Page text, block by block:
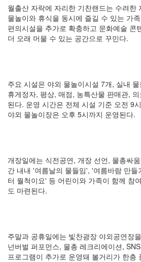
월출산 자락에 자리한 기찬랜드는 수려한
물놀이와 휴식을 동시에 즐길 수 있는 가
편의시설을 추가로 확충하고 문화예술 콘
더 오래 머물 수 있는 공간으로 꾸민다.
주요 시설은 야외 물놀이시설 7개, 실내
휴게정자, 평상, 매점, 농특산물 판매관,
된다. 운영 시간은 전체 시설 기준 오전 9
야외 물놀이장은 오후 5시까지 운영된다.
개장일에는 식전공연, 개장 선언, 물총싸
간 내내 '여름날의 물들임', '여름바람 만
터 월척이요' 등 어린이와 가족이 함께 참
도 마련된다.
주말과 공휴일에는 빛찬광장 야외공연장
넌버벌 퍼포먼스, 물총 레크리에이션,
프로그램이 추가로 운영돼 볼거리가 한층